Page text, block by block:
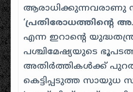
ആരാധിക്കുന്നവരാണു
‘പ്രതിരോധത്തിന്റെ
എന്ന ഇറാന്റെ
പശ്ചിമേഷ്യയുടെ
അതിർത്തികൾക്ക്
കെട്ടിപ്പടുത്ത സായുധ